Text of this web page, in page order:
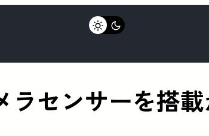
ラセンサーを搭載